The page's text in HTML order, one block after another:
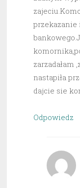
zarzadałam
nastapiła
dajcie sie
Odpowiedz